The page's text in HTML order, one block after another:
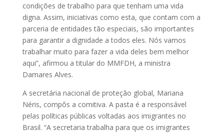
condições de trabalho para que tenham uma vida
digna. Assim, iniciativas como esta, que contam com a
parceria de entidades tão especiais, são importantes
para garantir a dignidade a todos eles. Nós vamos
trabalhar muito para fazer a vida deles bem melhor
aqui”, afirmou a titular do MMFDH, a ministra
Damares Alves.
A secretária nacional de proteção global, Mariana
Néris, compôs a comitiva. A pasta é a responsável
pelas políticas públicas voltadas aos imigrantes no
Brasil. “A secretaria trabalha para que os imigrantes